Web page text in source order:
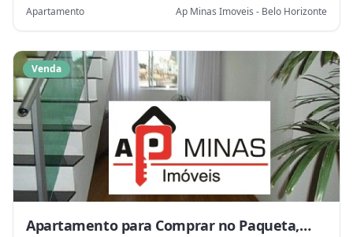
Apartamento Ap Minas Imoveis - Belo Horizonte
Venda
Apartamento para Comprar no Paqueta,